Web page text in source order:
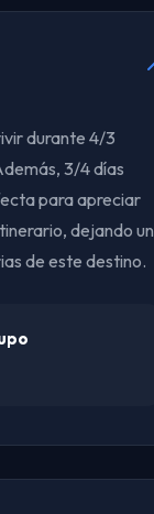
durante 4/3
3/4 días
para apreciar
dejando un
de este destino.